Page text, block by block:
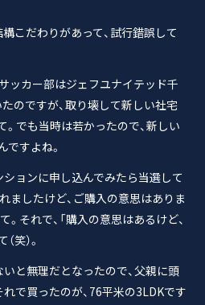
こだわりがあって、試行錯誤して
ッカー部はジェフユナイテッド千
のですが、取り壊して新しい社宅
でも当時は若かったので、新しい
すよね。
ションに申し込んでみたら当選して
ましたけど、ご購入の意思はありま
。それで、「購入の意思はあるけど、
笑）。
と無理だとなったので、父親に頭
で買ったのが、76平米の3LDKです